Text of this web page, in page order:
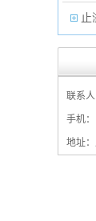
止
保
联系
手机：
地址：广东